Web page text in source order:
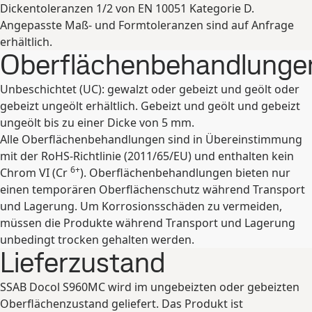
Dickentoleranzen 1/2 von EN 10051 Kategorie D.
Angepasste Maß- und Formtoleranzen sind auf Anfrage
erhältlich.
Unbeschichtet (UC): gewalzt oder gebeizt und geölt oder
gebeizt ungeölt erhältlich. Gebeizt und geölt und gebeizt
ungeölt bis zu einer Dicke von 5 mm.
Alle Oberflächenbehandlungen sind in Übereinstimmung
mit der RoHS-Richtlinie (2011/65/EU) und enthalten kein
Chrom VI (Cr 6+). Oberflächenbehandlungen bieten nur
einen temporären Oberflächenschutz während Transport
und Lagerung. Um Korrosionsschäden zu vermeiden,
müssen die Produkte während Transport und Lagerung
unbedingt trocken gehalten werden.
Lieferzustand
SSAB Docol S960MC wird im ungebeizten oder gebeizten
Oberflächenzustand geliefert. Das Produkt ist